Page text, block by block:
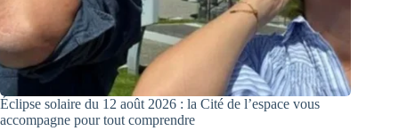
Éclipse solaire du 12 août 2026 : la Cité de l’espace vous
accompagne pour tout comprendre